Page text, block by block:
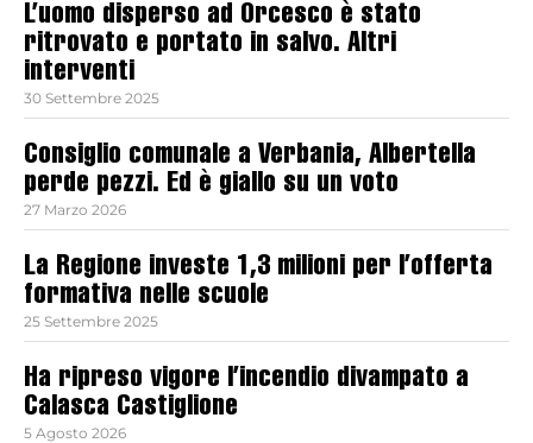
L’uomo disperso ad Orcesco è stato
ritrovato e portato in salvo. Altri
interventi
30 Settembre 2025
Consiglio comunale a Verbania, Albertella
perde pezzi. Ed è giallo su un voto
27 Marzo 2026
La Regione investe 1,3 milioni per l’offerta
formativa nelle scuole
25 Settembre 2025
Ha ripreso vigore l’incendio divampato a
Calasca Castiglione
5 Agosto 2026